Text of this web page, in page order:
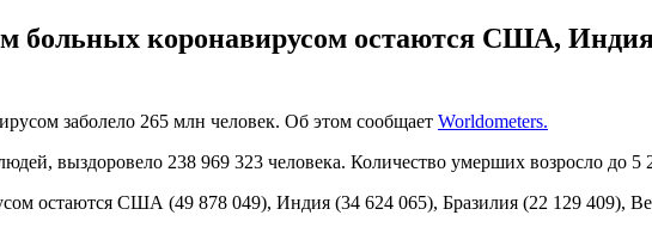
больных коронавирусом остаются США,
заболело 265 млн человек. Об этом сообщает Worldometers.
выздоровело 238 969 323 человека. Количество умерших возросло до 5
остаются США (49 878 049), Индия (34 624 065), Бразилия (22 129 409),